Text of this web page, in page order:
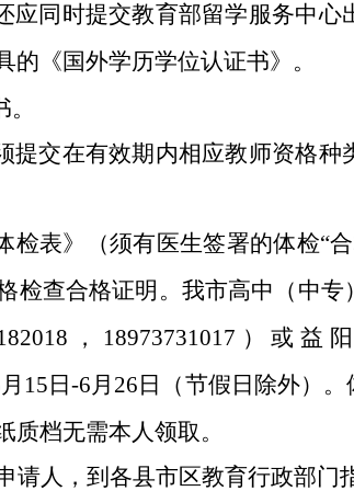
应同时提交教育部留学服务中
《国外学历学位认证书》。
提交在有效期内相应教师资格
检表》（须有医生签署的体检“
检查合格证明。我市高中（中
， 18973731017 ）或益
月 15 日-6月 26 日（节假日除外） 。
质档无需本人领取 。
请人，到各县市区教育行政部门